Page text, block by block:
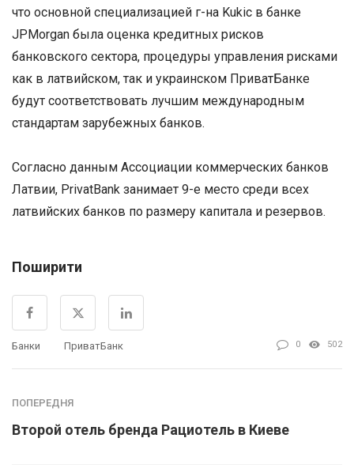
что основной специализацией г-на Kukic в банке
JPMorgan была оценка кредитных рисков
банковского сектора, процедуры управления рисками
как в латвийском, так и украинском ПриватБанке
будут соответствовать лучшим международным
стандартам зарубежных банков.
Согласно данным Ассоциации коммерческих банков
Латвии, PrivatBank занимает 9-е место среди всех
латвийских банков по размеру капитала и резервов.
Поширити
Банки ПриватБанк 0 502
ПОПЕРЕДНЯ
Второй отель бренда Рациотель в Киеве